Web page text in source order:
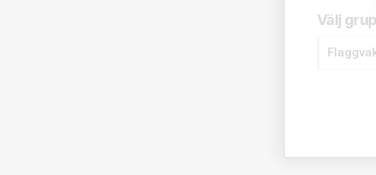
Välj